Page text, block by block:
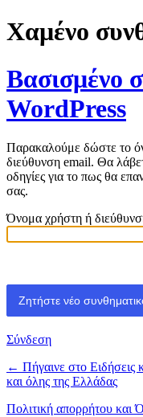
Χαμένο
Βασισμένο
WordPress
Παρακαλούμε δώστε το
διεύθυνση email. Θα
οδηγίες για το πως θα
σας.
Όνομα χρήστη ή
Σύνδεση
← Πήγαινε στο Ειδήσεις
και όλης της Ελλάδας
Πολιτική απορρήτου και